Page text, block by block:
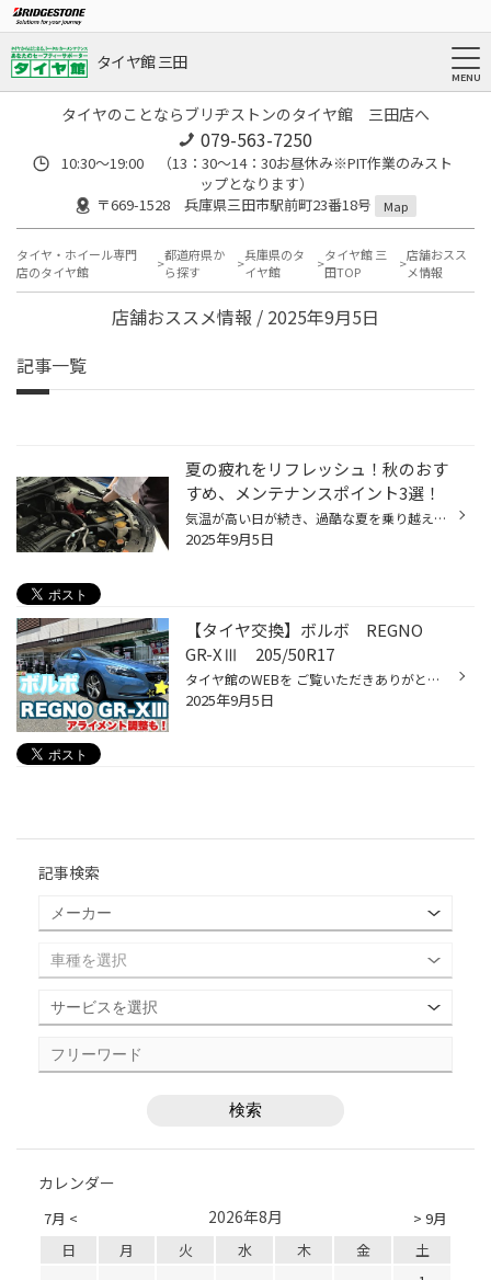
タイヤ館 三田
タイヤのことならブリヂストンのタイヤ館 三田店へ
079-563-7250
10:30～19:00 （13：30～14：30お昼休み※PIT作業のみスト
ップとなります）
〒669-1528 兵庫県三田市駅前町23番18号
Map
タイヤ・ホイール専門
店のタイヤ館
都道府県か
ら探す
兵庫県のタ
イヤ館
タイヤ館 三
田TOP
店舗おスス
メ情報
店舗おススメ情報 / 2025年9月5日
記事一覧
夏の疲れをリフレッシュ！秋のおす
すめ、メンテナンスポイント3選！
気温が高い日が続き、過酷な夏を乗り越えたお車も実は疲れが溜まっています。 そのお車の疲れをとりつつ、秋の行楽シーズンを快適に過ごす為の 『おすすめカーメンテナンス』をご紹介いたします！ 【オススメ秋前メンテナンス3選！】 ■ バッテリー点検・交換 季節の変わり目はバッテリーの調子が悪...
2025年9月5日
【タイヤ交換】ボルボ REGNO
GR-XⅢ 205/50R17
タイヤ館のWEBを ご覧いただきありがとうございます ♬ 今回は近隣直営店タイヤ館にて承りましたタイヤ作業のご紹介です！ WEBへの投稿をご快諾頂きましたお客様大変ありがとうございます！ 本日はボルボのおクルマの タイヤ交換をご紹介いたします ！ ☆ ☆ ☆ タイヤサイズは、205/50R17 です。 タイ...
2025年9月5日
記事検索
カレンダー
7月 < > 9月
2026年8月
日 月 火 水 木 金
土